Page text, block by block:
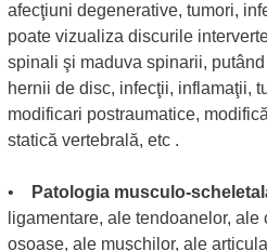
afecţiuni degenerative, tumori,
poate vizualiza discurile
spinali şi maduva spinarii,
hernii de disc, infecţii, inflamaţii,
modificari postraumatice,
statică vertebrală, etc .
• Patologia musculo-
ligamentare, ale tendoanelor,
osoase, ale muşchilor, ale